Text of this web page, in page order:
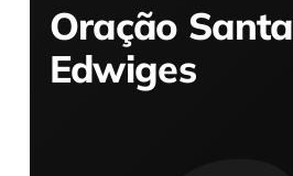
Oração Santa
Edwiges